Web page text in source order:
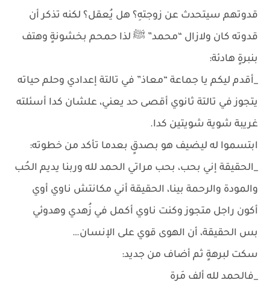
قدوتهم سيتحدث عن زوجتهِ؟ هل يُعقل؟ لكنه تذكر أن
قدوته كان ولازال “محمد” ﷺ لذا حمحم بخشونةٍ وهتف
بنبرةٍ هادئة:
_أقدم ليكم يا جماعة “معاذ” في تالتة إعدادي وحلم حياته
يتجوز في تالتة ثانوي أقصى حد يعني، علشان كدا أسئلته
غريبة شوية شويتين كدا.
ابتسموا له ليضيف هو بصدقٍ بعدما تأكد من خطوته:
_الحقيقة إني بحب، بحب مراتي الحمد لله وربنا يديم الحُب
والمودة والرحمة بينا، الحقيقة أني مكانتش ناوي أوي
أكون راجل متجوز وكنت ناوي أكمل في زُهدي وهدوئي
بس الحقيقة، أن الهوى قوي على الإنسان…
سكت لبرهةٍ ثم أضاف من جديد:
_فالحمد لله ألف مَرة